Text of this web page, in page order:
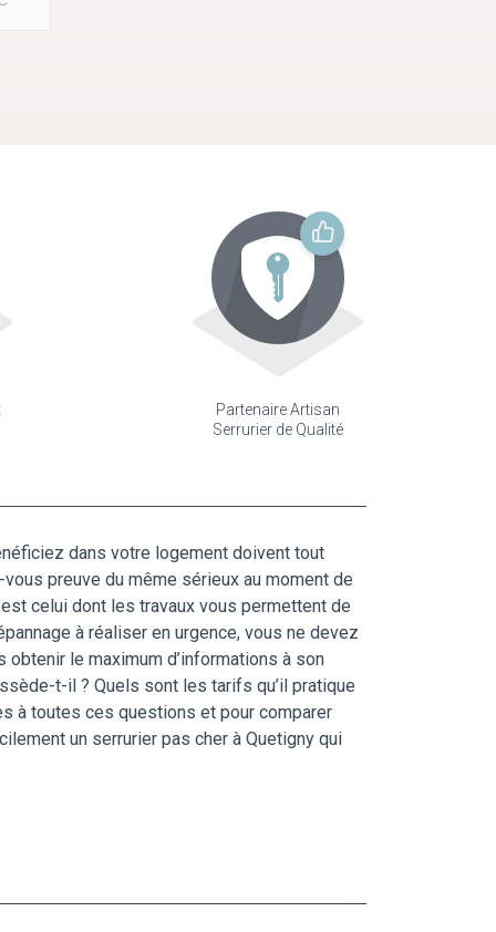
Partenaire Artisan
Serrurier de Qualité
dans votre logement doivent tout
preuve du même sérieux au moment de
celui dont les travaux vous permettent de
à réaliser en urgence, vous ne devez
le maximum d’informations à son
t-il ? Quels sont les tarifs qu’il pratique
à toutes ces questions et pour comparer
un serrurier pas cher à Quetigny qui